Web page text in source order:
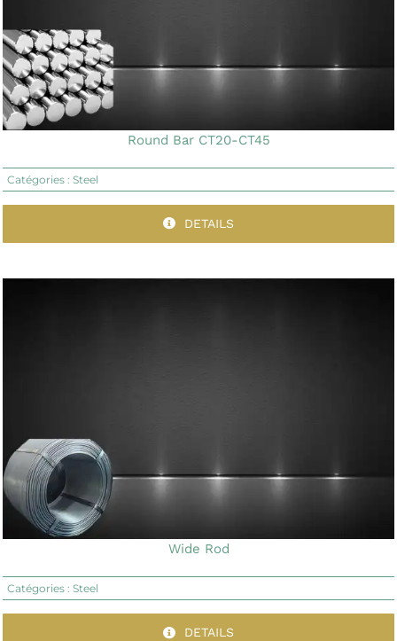
Round Bar CT20-CT45
Catégories : Steel
DETAILS
Wide Rod
Catégories : Steel
DETAILS